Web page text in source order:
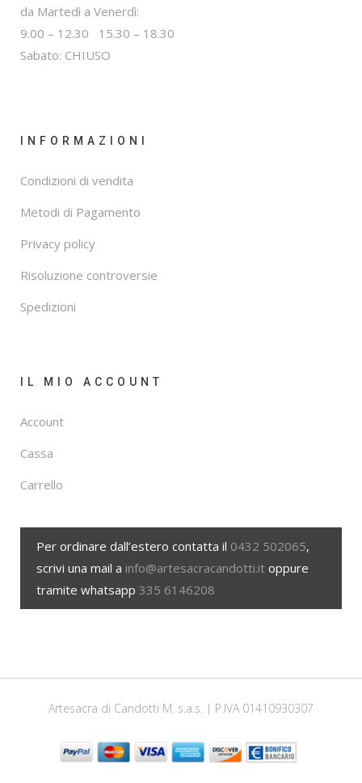
da Martedì a Venerdì:
9.00 – 12.30 15.30 – 18.30
Sabato: CHIUSO
INFORMAZIONI
Condizioni di vendita
Metodi di Pagamento
Privacy policy
Risoluzione controversie
Spedizioni
IL MIO ACCOUNT
Account
Cassa
Carrello
Per ordinare dall’estero contatta il 0432 502065,
scrivi una mail a info@artesacracandotti.it oppure
tramite whatsapp 335 6146208
Artesacra di Candotti M. s.a.s. | P.IVA 01410930307